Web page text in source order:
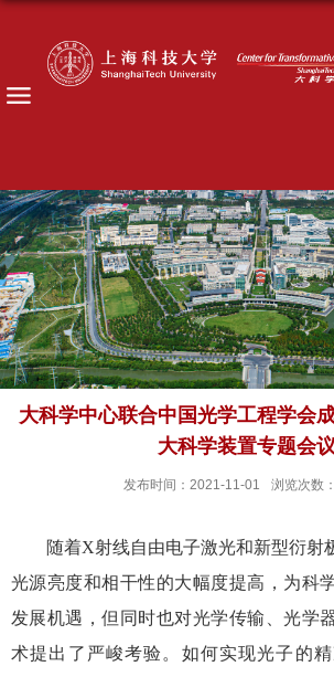
大科学中心联合中国光学工程学会
大科学装置专题会议
发布时间：2021-11-01 浏览次数：
随着X射线自由电子激光和新型衍射
光源亮度和相干性的大幅度提高，为科
发展机遇，但同时也对光学传输、光学
术提出了严峻考验。如何实现光子的